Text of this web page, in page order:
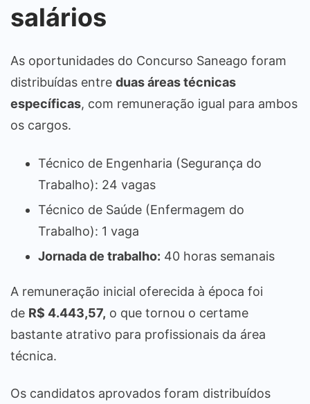
salários
As oportunidades do Concurso Saneago foram
distribuídas entre duas áreas técnicas
específicas, com remuneração igual para ambos
os cargos.
Técnico de Engenharia (Segurança do
Trabalho): 24 vagas
Técnico de Saúde (Enfermagem do
Trabalho): 1 vaga
Jornada de trabalho: 40 horas semanais
A remuneração inicial oferecida à época foi
de R$ 4.443,57, o que tornou o certame
bastante atrativo para profissionais da área
técnica.
Os candidatos aprovados foram distribuídos